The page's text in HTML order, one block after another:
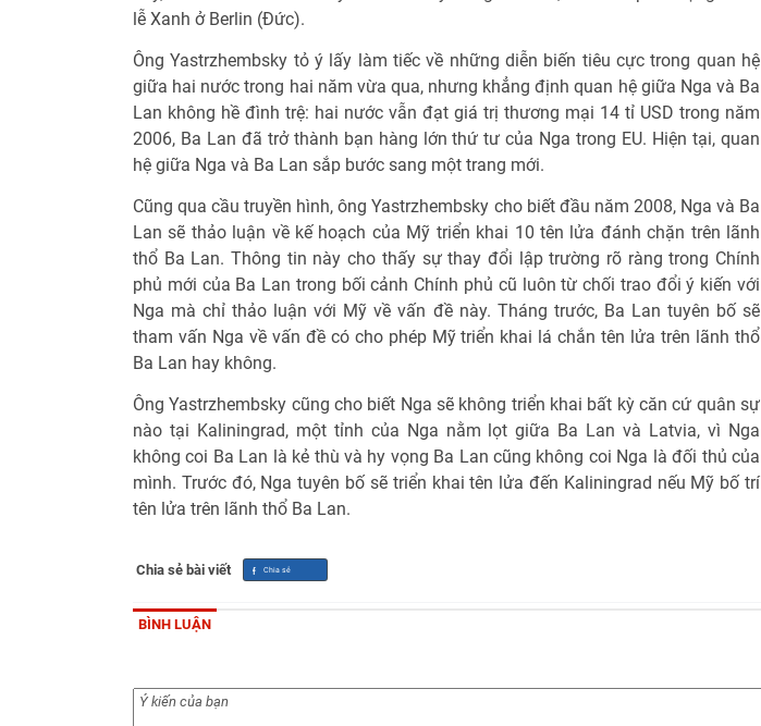
lễ Xanh ở Berlin (Đức).
Ông Yastrzhembsky tỏ ý lấy làm tiếc về những diễn biến tiêu cực trong quan hệ
giữa hai nước trong hai năm vừa qua, nhưng khẳng định quan hệ giữa Nga và Ba
Lan không hề đình trệ: hai nước vẫn đạt giá trị thương mại 14 tỉ USD trong năm
2006, Ba Lan đã trở thành bạn hàng lớn thứ tư của Nga trong EU. Hiện tại, quan
hệ giữa Nga và Ba Lan sắp bước sang một trang mới.
Cũng qua cầu truyền hình, ông Yastrzhembsky cho biết đầu năm 2008, Nga và Ba
Lan sẽ thảo luận về kế hoạch của Mỹ triển khai 10 tên lửa đánh chặn trên lãnh
thổ Ba Lan. Thông tin này cho thấy sự thay đổi lập trường rõ ràng trong Chính
phủ mới của Ba Lan trong bối cảnh Chính phủ cũ luôn từ chối trao đổi ý kiến với
Nga mà chỉ thảo luận với Mỹ về vấn đề này. Tháng trước, Ba Lan tuyên bố sẽ
tham vấn Nga về vấn đề có cho phép Mỹ triển khai lá chắn tên lửa trên lãnh thổ
Ba Lan hay không.
Ông Yastrzhembsky cũng cho biết Nga sẽ không triển khai bất kỳ căn cứ quân sự
nào tại Kaliningrad, một tỉnh của Nga nằm lọt giữa Ba Lan và Latvia, vì Nga
không coi Ba Lan là kẻ thù và hy vọng Ba Lan cũng không coi Nga là đối thủ của
mình. Trước đó, Nga tuyên bố sẽ triển khai tên lửa đến Kaliningrad nếu Mỹ bố trí
tên lửa trên lãnh thổ Ba Lan.
Chia sẻ bài viết
BÌNH LUẬN